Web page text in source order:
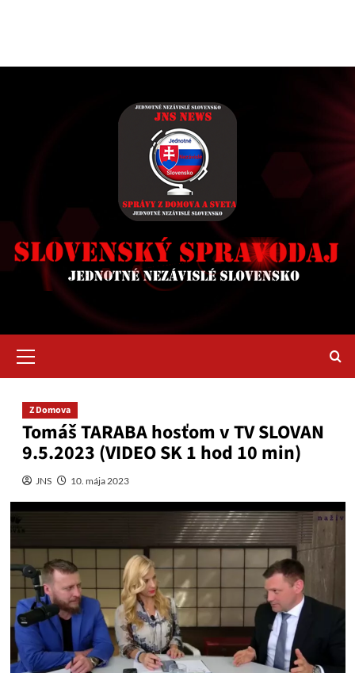
Menu
Z Domova
Tomáš TARABA hosťom v TV SLOVAN
9.5.2023 (VIDEO SK 1 hod 10 min)
JNS 10. mája 2023